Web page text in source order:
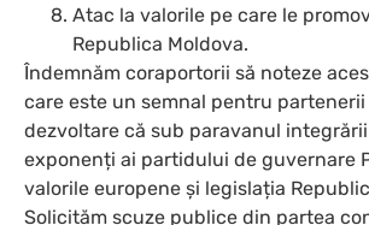
Atac la valorile pe care le
Republica Moldova.
Îndemnăm coraportorii să noteze
care este un semnal pentru
dezvoltare că sub paravanul
exponenți ai partidului de guvernare
valorile europene și legislația
Solicităm scuze publice din partea